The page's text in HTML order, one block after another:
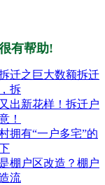
有帮助!
迁之巨大数额拆迁
拆
出新花样！拆迁户
！
拥有“一户多宅”的
棚户区改造？棚户
流